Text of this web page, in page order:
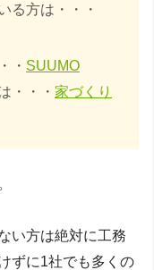
る方は・・・
・ SUUMO
・・・ 家づくり
い方は絶対に工務
ずに1社でも多くの